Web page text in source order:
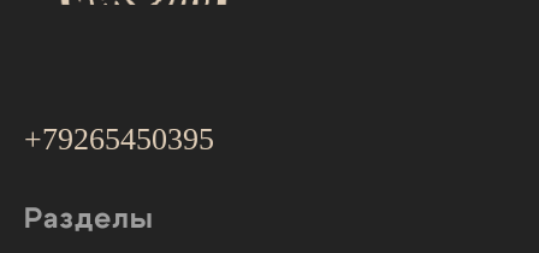
+79265450395
Разделы